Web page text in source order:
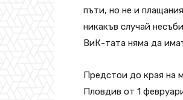
пъти, но не и
никакъв случай
ВиК-тата няма да
Предстои до края на
Пловдив от 1